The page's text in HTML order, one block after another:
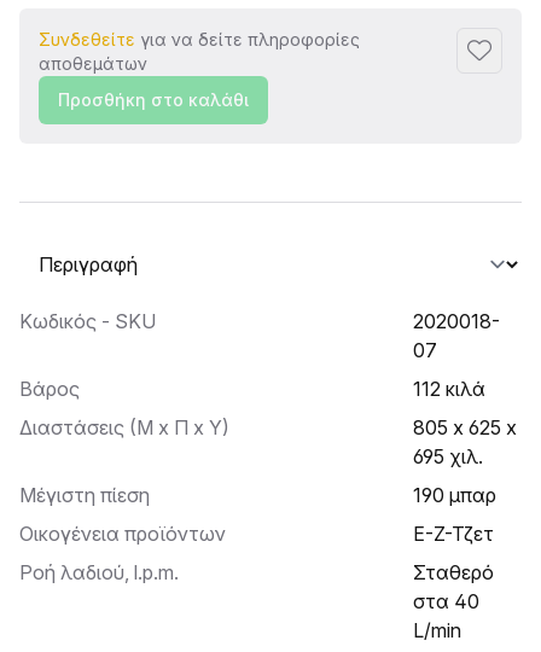
Συνδεθείτε για να δείτε πληροφορίες
αποθεμάτων
Προσθήκη στο καλάθι
Επιλογή καρτέλας
Κωδικός - SKU
2020018-
07
Βάρος
112 κιλά
Διαστάσεις (Μ x Π x Υ)
805 x 625 x
695 χιλ.
Μέγιστη πίεση
190 μπαρ
Οικογένεια προϊόντων
Ε-Ζ-Τζετ
Ροή λαδιού, l.p.m.
Σταθερό
στα 40
L/min